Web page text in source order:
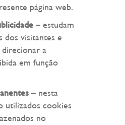
página web.
– estudam
dos visitantes e
direcionar a
em função
– nesta
utilizados cookies
no